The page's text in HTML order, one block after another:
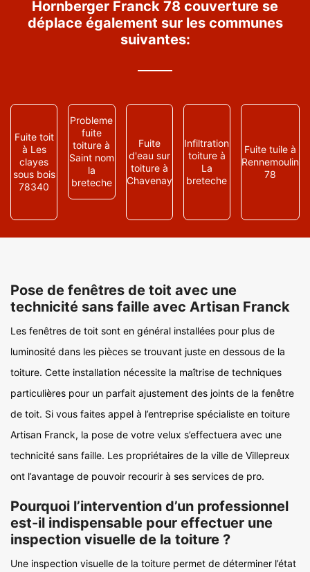
Hornberger Franck 78 couverture se
déplace également sur les communes
suivantes:
Fuite toit
à Les
clayes
sous bois
78340
Probleme
fuite
toiture à
Saint nom
la
breteche
Fuite
d'eau sur
toiture à
Chavenay
Infiltration
toiture à
La
breteche
Fuite tuile à
Rennemoulin
78
Pose de fenêtres de toit avec une
technicité sans faille avec Artisan Franck
Les fenêtres de toit sont en général installées pour plus de
luminosité dans les pièces se trouvant juste en dessous de la
toiture. Cette installation nécessite la maîtrise de techniques
particulières pour un parfait ajustement des joints de la fenêtre
de toit. Si vous faites appel à l’entreprise spécialiste en toiture
Artisan Franck, la pose de votre velux s’effectuera avec une
technicité sans faille. Les propriétaires de la ville de Villepreux
ont l’avantage de pouvoir recourir à ses services de pro.
Pourquoi l’intervention d’un professionnel
est-il indispensable pour effectuer une
inspection visuelle de la toiture ?
Une inspection visuelle de la toiture permet de déterminer l’état